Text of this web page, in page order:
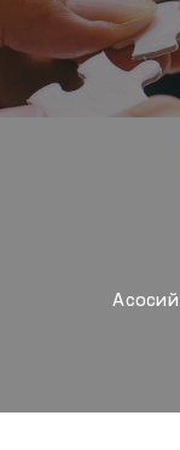
Aсосий